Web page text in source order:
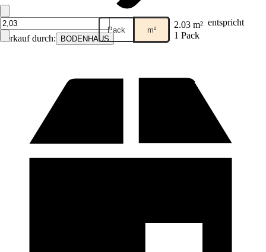
Verkauf durch: BODENHAUS
Pack m² 2.03 m² entspricht
1 Pack